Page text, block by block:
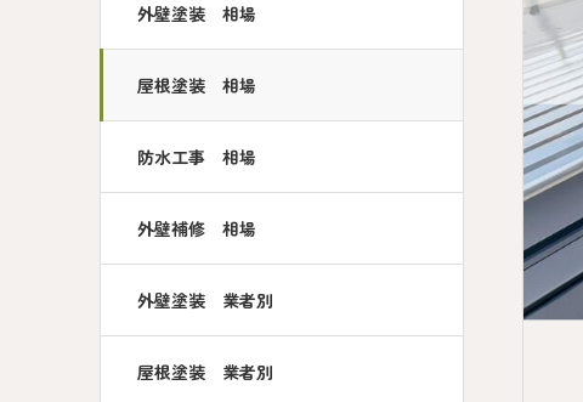
外壁塗装 相場
屋根塗装 相場
防水工事 相場
外壁補修 相場
外壁塗装 業者別
屋根塗装 業者別